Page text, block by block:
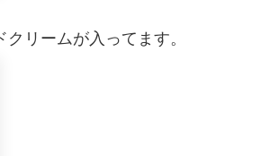
リームが入ってます。